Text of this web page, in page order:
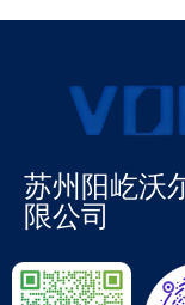
苏州阳屹沃
限公司